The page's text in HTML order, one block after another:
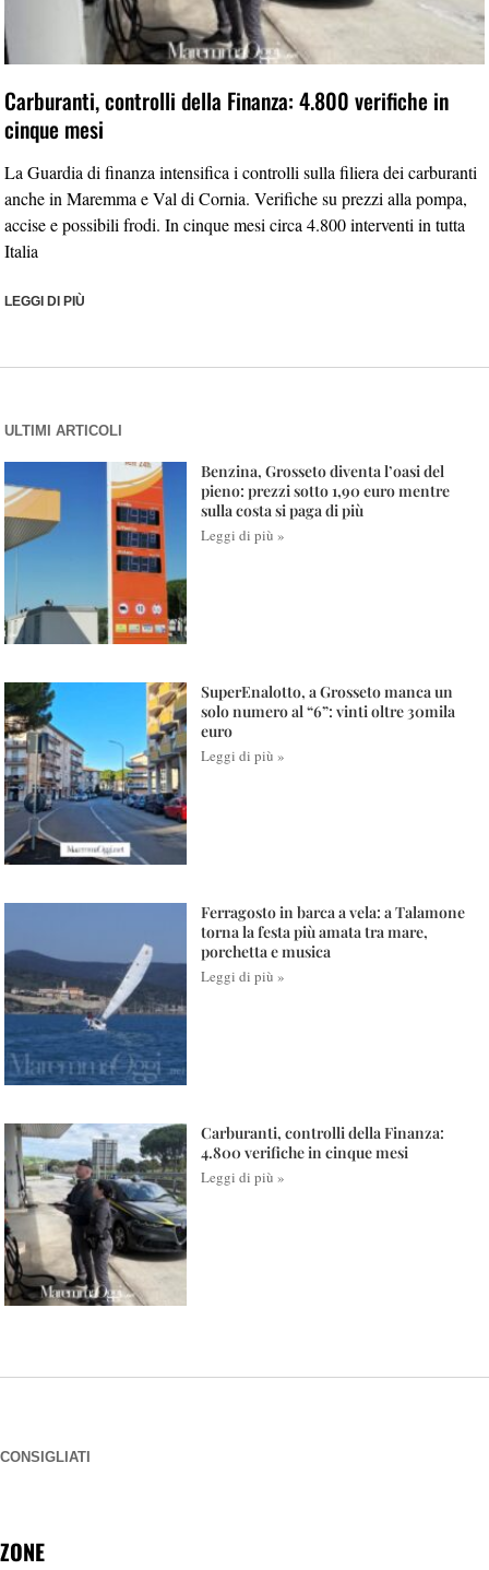
Carburanti, controlli della Finanza: 4.800 verifiche in
cinque mesi
La Guardia di finanza intensifica i controlli sulla filiera dei carburanti
anche in Maremma e Val di Cornia. Verifiche su prezzi alla pompa,
accise e possibili frodi. In cinque mesi circa 4.800 interventi in tutta
Italia
LEGGI DI PIÙ
ULTIMI ARTICOLI
Benzina, Grosseto diventa l’oasi del
pieno: prezzi sotto 1,90 euro mentre
sulla costa si paga di più
Leggi di più »
SuperEnalotto, a Grosseto manca un
solo numero al “6”: vinti oltre 30mila
euro
Leggi di più »
Ferragosto in barca a vela: a Talamone
torna la festa più amata tra mare,
porchetta e musica
Leggi di più »
Carburanti, controlli della Finanza:
4.800 verifiche in cinque mesi
Leggi di più »
CONSIGLIATI
ZONE